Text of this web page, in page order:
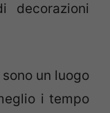
decorazioni
un luogo
i tempo